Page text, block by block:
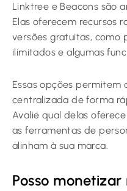
Linktree e Beacons são
Elas oferecem recursos
versões gratuitas, como
ilimitados e algumas
Essas opções permitem
centralizada de forma
Avalie qual delas
as ferramentas de
alinham à sua marca.
Posso